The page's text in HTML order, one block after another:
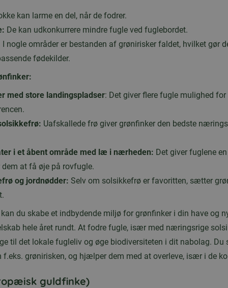
kan larme en del, når de fodrer.
De kan udkonkurrere mindre fugle ved fuglebordet.
I nogle områder er bestanden af grønirisker faldet, hvilket gør
fødekilder.
med store landingspladser: Det giver flere fugle mulighed
Uafskallede frø giver grønfinker den bedste
i et åbent område med læ i nærheden: Det giver fuglene
at få øje på rovfugle.
og jordnødder: Selv om solsikkefrø er favoritten, sætter
du skabe et indbydende miljø for grønfinker i din have og
hele året rundt. At fodre fugle, især med næringsrige
til det lokale fugleliv og øge biodiversiteten i dit nabolag. Du
f.eks. grønirisken, og hjælper dem med at overleve, især i de
guldfinke)